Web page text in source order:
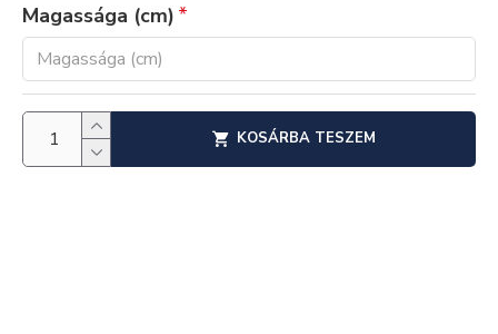
Magassága (cm)
KOSÁRBA TESZEM